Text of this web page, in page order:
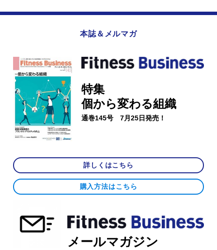
本誌＆メルマガ
特集
個から変わる組織
通巻145号 7月25日発売！
詳しくはこちら
購入方法はこちら
メールマガジン